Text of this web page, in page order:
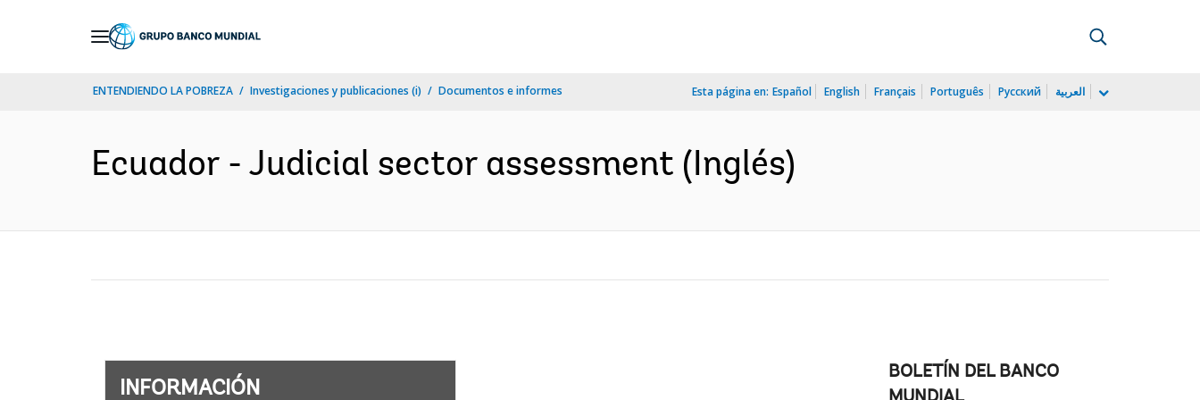
ENTENDIENDO LA POBREZA Investigaciones y publicaciones (i) Documentos e informes Esta página en: Español English Français Português Русский العربية
Ecuador - Judicial sector assessment (Inglés)
INFORMACIÓN
BOLETÍN DEL BANCO